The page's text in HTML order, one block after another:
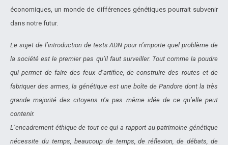
économiques, un monde de différences génétiques pourrait subvenir
dans notre futur.
Le sujet de l’introduction de tests ADN pour n’importe quel problème de
la société est le premier pas qu’il faut surveiller. Tout comme la poudre
qui permet de faire des feux d’artifice, de construire des routes et de
fabriquer des armes, la génétique est une boîte de Pandore dont la très
grande majorité des citoyens n’a pas même idée de ce qu’elle peut
contenir.
L’encadrement éthique de tout ce qui a rapport au patrimoine génétique
nécessite du temps, beaucoup de temps, de réflexion, de débats, de